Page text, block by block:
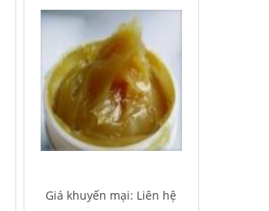
Giá khuyến mại: Liên hệ
Telox BS3 Dầu bôi trơn (thấp)
mold release & lubricant